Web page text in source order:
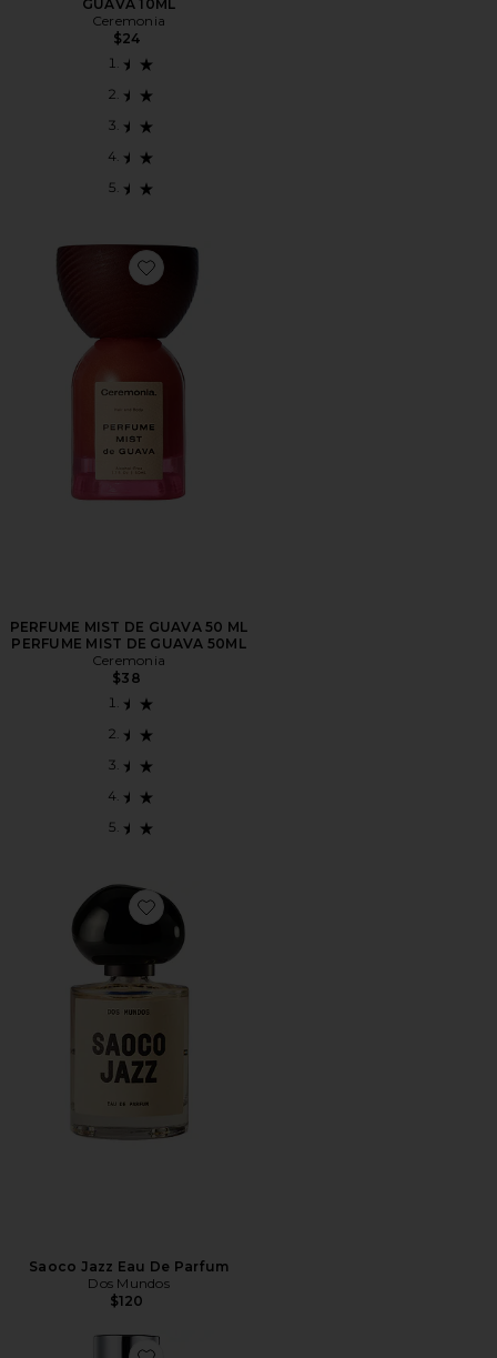
GUAVA 10ML
Ceremonia
$24
Favorite PERFUME MIST DE GUAVA 50 ML
PERFUME MIST DE GUAVA 50 ML
PERFUME MIST DE GUAVA 50ML
Ceremonia
$38
Favorite Saoco Jazz Eau De Parfum
Saoco Jazz Eau De Parfum
Dos Mundos
$120